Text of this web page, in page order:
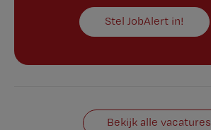
Stel JobAlert in!
Bekijk alle vacatures